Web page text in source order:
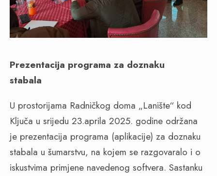
Prezentacija programa za doznaku
stabala
U prostorijama Radničkog doma „Lanište“ kod
Ključa u srijedu 23.aprila 2025. godine održana
je prezentacija programa (aplikacije) za doznaku
stabala u šumarstvu, na kojem se razgovaralo i o
iskustvima primjene navedenog softvera. Sastanku